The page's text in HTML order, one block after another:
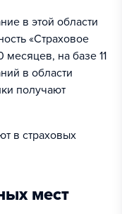
в этой области
«Страховое
на базе 11
в области
получают
в страховых
мест